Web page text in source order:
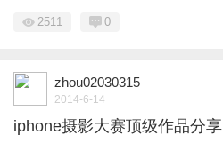
2511 0
zhou02030315
2014-6-14
iphone摄影大赛顶级作品分享